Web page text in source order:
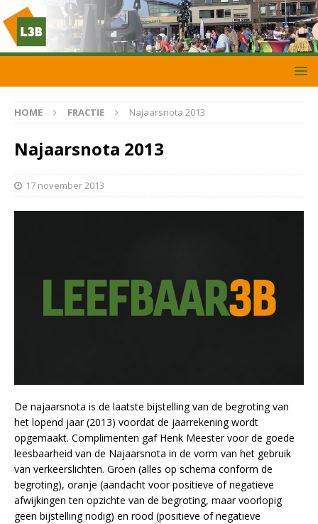
HOME FRACTIE Najaarsnota 2013
Najaarsnota 2013
17 november 2013
De najaarsnota is de laatste bijstelling van de begroting van
het lopend jaar (2013) voordat de jaarrekening wordt
opgemaakt. Complimenten gaf Henk Meester voor de goede
leesbaarheid van de Najaarsnota in de vorm van het gebruik
van verkeerslichten. Groen (alles op schema conform de
begroting), oranje (aandacht voor positieve of negatieve
afwijkingen ten opzichte van de begroting, maar voorlopig
geen bijstelling nodig) en rood (positieve of negatieve